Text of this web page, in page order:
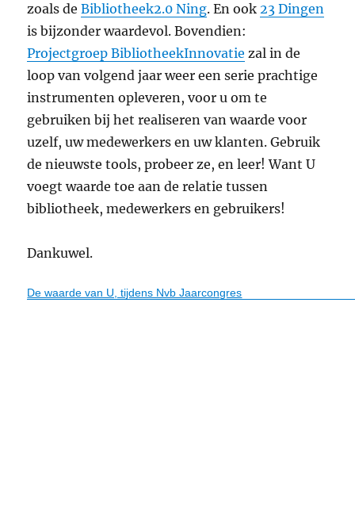
zoals deBibliotheek2.0 Ning. En ook23 Dingen
is bijzonder waardevol. Bovendien:
Projectgroep BibliotheekInnovatie zal in de
loop van volgend jaar weer een serie prachtige
instrumenten opleveren, voor u om te
gebruiken bij het realiseren van waarde voor
uzelf, uw medewerkers en uw klanten. Gebruik
de nieuwste tools, probeer ze, en leer! Want U
voegt waarde toe aan de relatie tussen
bibliotheek, medewerkers en gebruikers!
Dankuwel.
De waarde van U, tijdens Nvb Jaarcongres